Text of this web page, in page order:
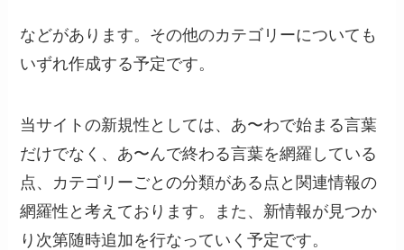
などがあります。その他のカテゴリーについても
いずれ作成する予定です。
当サイトの新規性としては、あ〜わで始まる言葉
だけでなく、あ〜んで終わる言葉を網羅している
点、カテゴリーごとの分類がある点と関連情報の
網羅性と考えております。また、新情報が見つか
り次第随時追加を行なっていく予定です。